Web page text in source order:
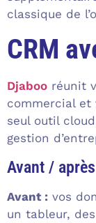
classique de
CRM
Djaboo réunit
commercial
seul outil
gestion
Avant /
Avant : vos
un tableur,